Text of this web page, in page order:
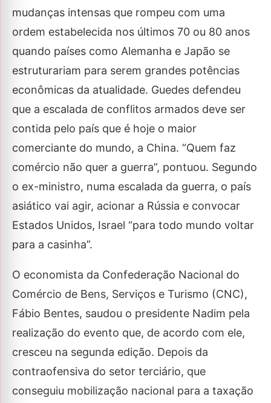
mudanças intensas que rompeu com uma
ordem estabelecida nos últimos 70 ou 80 anos
quando países como Alemanha e Japão se
estruturariam para serem grandes potências
econômicas da atualidade. Guedes defendeu
que a escalada de conflitos armados deve ser
contida pelo país que é hoje o maior
comerciante do mundo, a China. “Quem faz
comércio não quer a guerra”, pontuou. Segundo
o ex-ministro, numa escalada da guerra, o país
asiático vai agir, acionar a Rússia e convocar
Estados Unidos, Israel “para todo mundo voltar
para a casinha”.
O economista da Confederação Nacional do
Comércio de Bens, Serviços e Turismo (CNC),
Fábio Bentes, saudou o presidente Nadim pela
realização do evento que, de acordo com ele,
cresceu na segunda edição. Depois da
contraofensiva do setor terciário, que
conseguiu mobilização nacional para a taxação